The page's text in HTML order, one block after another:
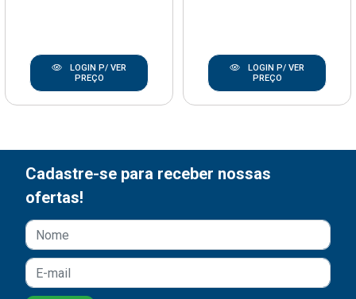
LOGIN P/ VER
PREÇO
LOGIN P/ VER
PREÇO
Cadastre-se para receber nossas
ofertas!